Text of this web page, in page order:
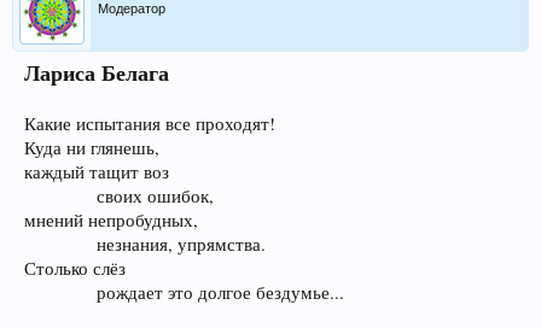
Модератор
Лариса Белага
Какие испытания все проходят!
Куда ни глянешь,
каждый тащит воз
своих ошибок,​
мнений непробудных,
незнания, упрямства.​
Столько слёз
рождает это долгое бездумье...​